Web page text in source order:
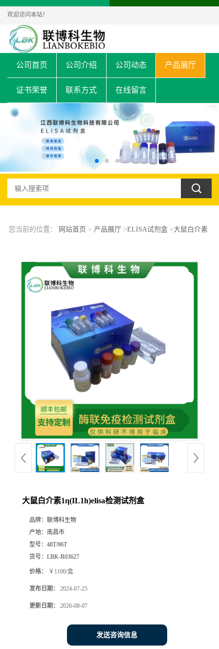
欢迎访问本站！
公司首页 公司介绍 公司动态 产品展厅
证书荣誉 联系方式 在线留言
您当前的位置： 网站首页 > 产品展厅 >ELISA试剂盒>大鼠白介素
大鼠白介素1η(IL1h)elisa检测试剂盒
品牌： 联博科生物
产地： 南昌市
型号： 48T/96T
货号： LBK-R03627
价格： ￥1100/盒
发布日期： 2024-07-25
更新日期： 2026-08-07
发送咨询信息